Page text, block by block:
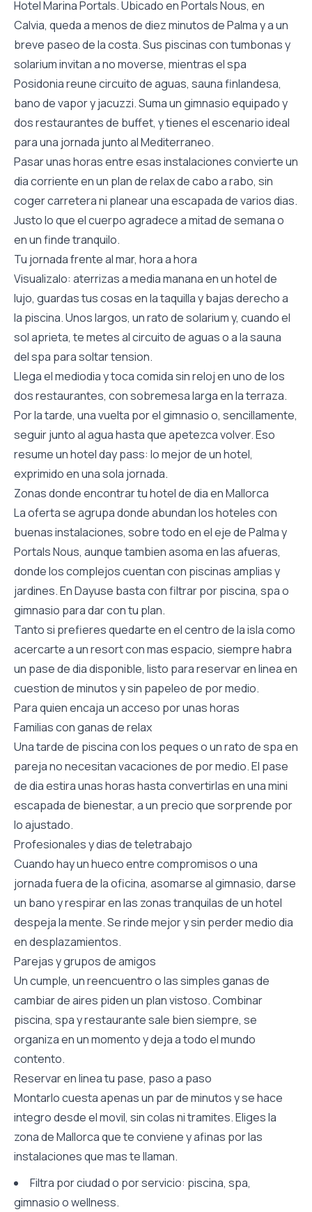
Hotel Marina Portals. Ubicado en Portals Nous, en
Calvia, queda a menos de diez minutos de Palma y a un
breve paseo de la costa. Sus piscinas con tumbonas y
solarium invitan a no moverse, mientras el spa
Posidonia reune circuito de aguas, sauna finlandesa,
bano de vapor y jacuzzi. Suma un gimnasio equipado y
dos restaurantes de buffet, y tienes el escenario ideal
para una jornada junto al Mediterraneo.
Pasar unas horas entre esas instalaciones convierte un
dia corriente en un plan de relax de cabo a rabo, sin
coger carretera ni planear una escapada de varios dias.
Justo lo que el cuerpo agradece a mitad de semana o
en un finde tranquilo.
Tu jornada frente al mar, hora a hora
Visualizalo: aterrizas a media manana en un hotel de
lujo, guardas tus cosas en la taquilla y bajas derecho a
la piscina. Unos largos, un rato de solarium y, cuando el
sol aprieta, te metes al circuito de aguas o a la sauna
del spa para soltar tension.
Llega el mediodia y toca comida sin reloj en uno de los
dos restaurantes, con sobremesa larga en la terraza.
Por la tarde, una vuelta por el gimnasio o, sencillamente,
seguir junto al agua hasta que apetezca volver. Eso
resume un hotel day pass: lo mejor de un hotel,
exprimido en una sola jornada.
Zonas donde encontrar tu hotel de dia en Mallorca
La oferta se agrupa donde abundan los hoteles con
buenas instalaciones, sobre todo en el eje de Palma y
Portals Nous, aunque tambien asoma en las afueras,
donde los complejos cuentan con piscinas amplias y
jardines. En Dayuse basta con filtrar por piscina, spa o
gimnasio para dar con tu plan.
Tanto si prefieres quedarte en el centro de la isla como
acercarte a un resort con mas espacio, siempre habra
un pase de dia disponible, listo para reservar en linea en
cuestion de minutos y sin papeleo de por medio.
Para quien encaja un acceso por unas horas
Familias con ganas de relax
Una tarde de piscina con los peques o un rato de spa en
pareja no necesitan vacaciones de por medio. El pase
de dia estira unas horas hasta convertirlas en una mini
escapada de bienestar, a un precio que sorprende por
lo ajustado.
Profesionales y dias de teletrabajo
Cuando hay un hueco entre compromisos o una
jornada fuera de la oficina, asomarse al gimnasio, darse
un bano y respirar en las zonas tranquilas de un hotel
despeja la mente. Se rinde mejor y sin perder medio dia
en desplazamientos.
Parejas y grupos de amigos
Un cumple, un reencuentro o las simples ganas de
cambiar de aires piden un plan vistoso. Combinar
piscina, spa y restaurante sale bien siempre, se
organiza en un momento y deja a todo el mundo
contento.
Reservar en linea tu pase, paso a paso
Montarlo cuesta apenas un par de minutos y se hace
integro desde el movil, sin colas ni tramites. Eliges la
zona de Mallorca que te conviene y afinas por las
instalaciones que mas te llaman.
Filtra por ciudad o por servicio: piscina, spa,
gimnasio o wellness.